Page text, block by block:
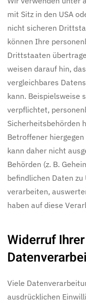
mit Sitz in den USA
nicht sicheren
können Ihre
Drittstaaten
weisen darauf hin,
vergleichbares
kann. Beispielsweise
verpflichtet,
Sicherheitsbehörden
Betroffener
kann daher nicht
Behörden (z. B.
befindlichen Daten zu
verarbeiten,
haben auf diese
Widerruf
Viele
ausdrücklichen